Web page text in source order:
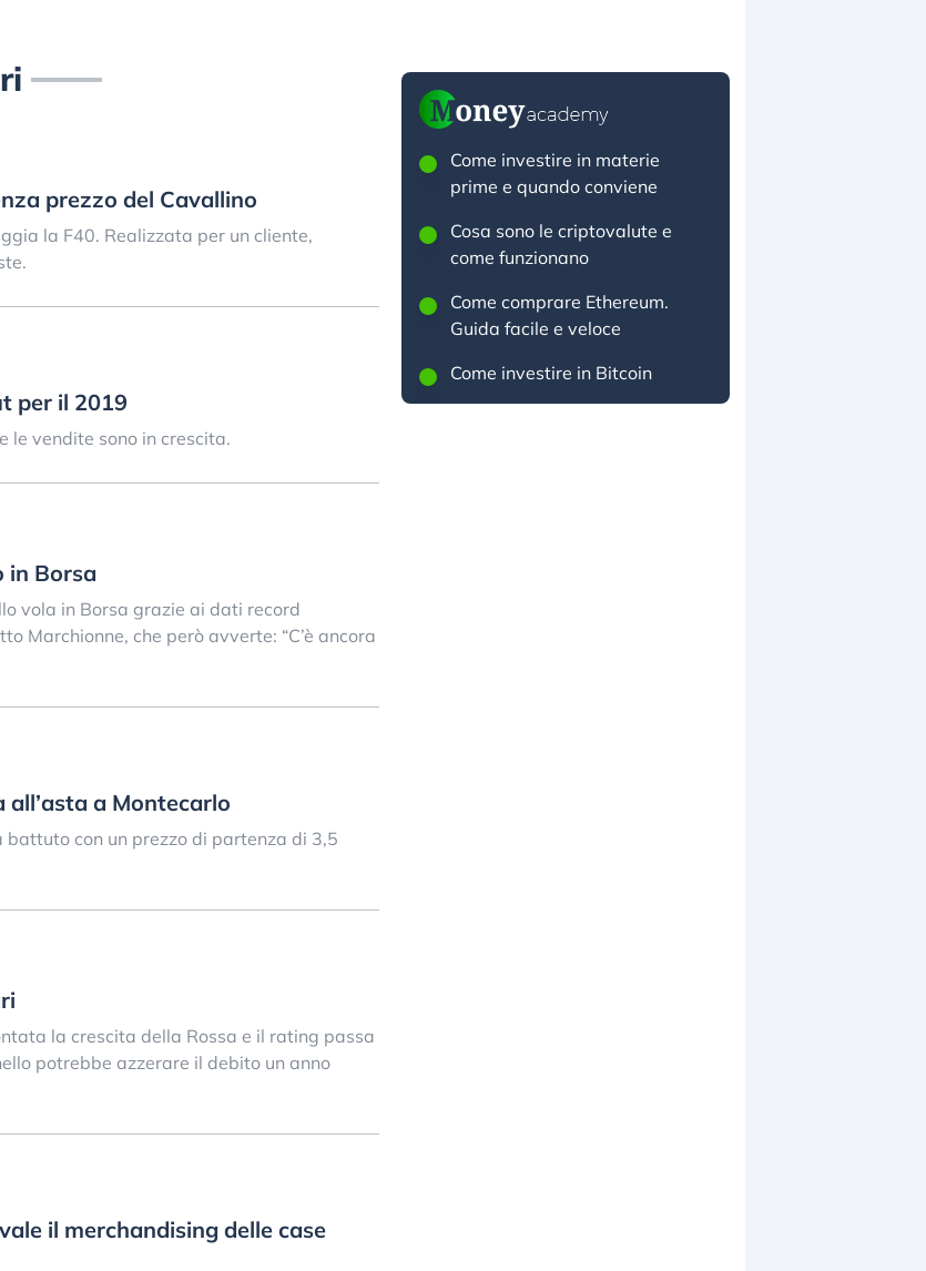
prezzo del Cavallino
la F40. Realizzata per un cliente,
per il 2019
le vendite sono in crescita.
in Borsa
vola in Borsa grazie ai dati record
Marchionne, che però avverte: “C’è ancora
a Montecarlo
con un prezzo di partenza di 3,5
la crescita della Rossa e il rating passa
potrebbe azzerare il debito un anno
il merchandising delle case
Come investire in materie
prime e quando conviene
Cosa sono le criptovalute e
come funzionano
Come comprare Ethereum.
Guida facile e veloce
Come investire in Bitcoin